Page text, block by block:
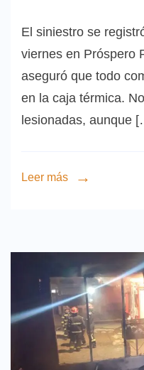
El siniestro se
viernes en Próspero
aseguró que todo
en la caja térmica.
lesionadas, aunque
Leer más